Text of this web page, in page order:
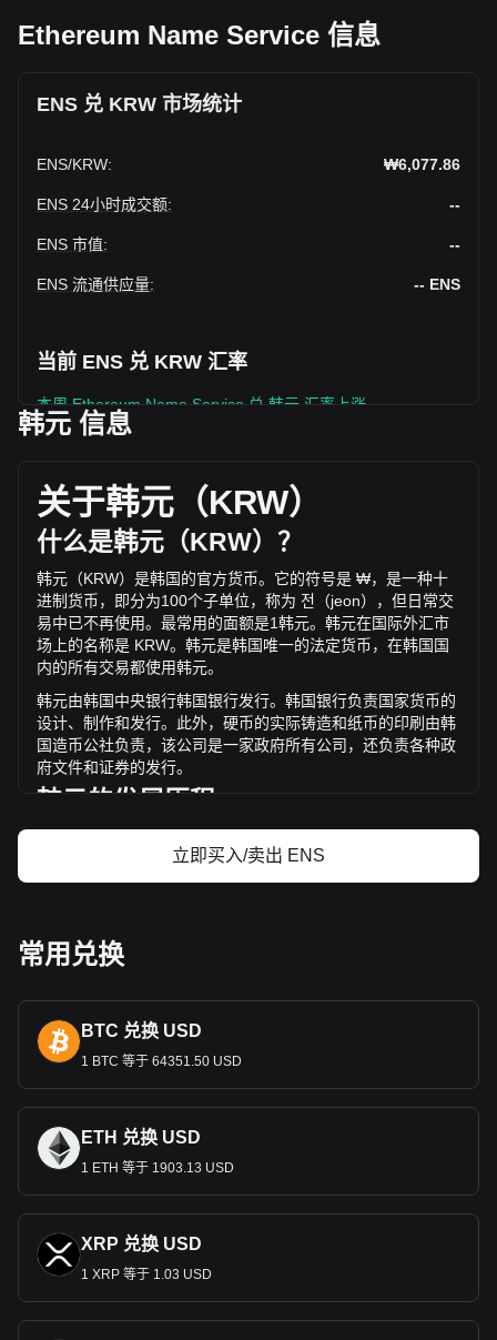
Ethereum Name Service 信息
ENS 兑 KRW 市场统计
ENS/KRW: ₩6,077.86
ENS 24小时成交额: --
ENS 市值: --
ENS 流通供应量: -- ENS
当前 ENS 兑 KRW 汇率
本周 Ethereum Name Service 兑 韩元 汇率上涨
Ethereum Name Service 的交易量在过去 24 小时内变化了 --
% (₩-- KRW)。上一交易日， ENS 的交易量是 ₩--。
通过 Bitget 了解更多 Ethereum Name Service
相关信息
Ethereum Name Service 价格
Ethereum Name Service价格预测
Ethereum Name Service收益计算器
韩元 信息
关于韩元（KRW）
什么是韩元（KRW）？
韩元（KRW）是韩国的官方货币。它的符号是 ₩，是一种十
进制货币，即分为100个子单位，称为 전（jeon），但日常交
易中已不再使用。最常用的面额是1韩元。韩元在国际外汇市
场上的名称是 KRW。韩元是韩国唯一的法定货币，在韩国国
内的所有交易都使用韩元。
韩元由韩国中央银行韩国银行发行。韩国银行负责国家货币的
设计、制作和发行。此外，硬币的实际铸造和纸币的印刷由韩
国造币公社负责，该公司是一家政府所有公司，还负责各种政
府文件和证券的发行。
韩元的发展历程
年。1910年至1945 年日本占领期间，韩元
won被Korean yen取代。第二次世界大战后，朝鲜半岛分
韩元won被hwan
元挂钩，直到
韩元纸币和硬币
最初，硬币的面值从1韩元到
1992年取消了1韩元和5韩元硬币。目前，硬币的面值为
元、50韩元、100韩元和500韩元。1962年发行的首批纸币面
值最高达100韩元和500韩元。随着时间的推移，为跟上通货
膨胀的步伐，又推出了更高的面值，包括
元、10,000 韩元以及后来的
票具有多达22种独立的防伪特征。
为什么韩元面额中有很多零？
韩元（KRW ）上有许多零，这主要是由于历史上的通货膨胀，
特别是在20世纪50 年代的朝鲜战争期间，货币贬值，需要更大
立即买入/卖出 ENS
常用兑换
BTC 兑换 USD
1 BTC 等于 64351.50 USD
ETH 兑换 USD
1 ETH 等于 1903.13 USD
XRP 兑换 USD
1 XRP 等于 1.03 USD